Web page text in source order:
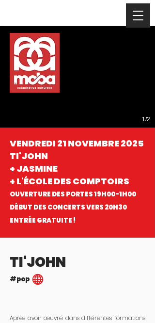
1/2
VENDREDI 21 NOVEMBRE 2025
TI'JOHN
+ JASMINE
+ L'ÉCOLE DES COMPTOIRS
OUVERTURE DES PORTES 19H00-1H00
DÉBUT DES CONCERTS VERS 20H30
ENTRÉE GRATUITE !
TI'JOHN
#pop
Après avoir œuvré dans différentes formations